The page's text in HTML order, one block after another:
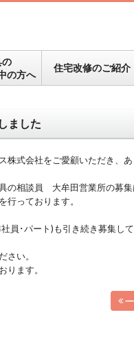
の
の方へ
住宅改修のご紹介
ました
株式会社をご愛顧いただき、あ
の相談員 大牟田営業所の募集
行っております。
員･パート)も引き続き募集して
さい。
ります。
一